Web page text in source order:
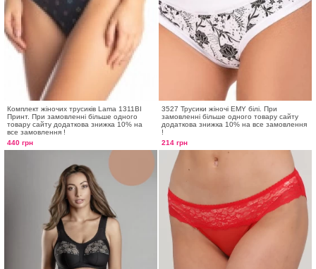
Комплект жіночих трусиків Lama 1311BI
Принт. При замовленні більше одного
товару сайту додаткова знижка 10% на
все замовлення !
440 грн
3527 Трусики жіночі EMY білі. При
замовленні більше одного товару сайту
додаткова знижка 10% на все замовлення
!
214 грн